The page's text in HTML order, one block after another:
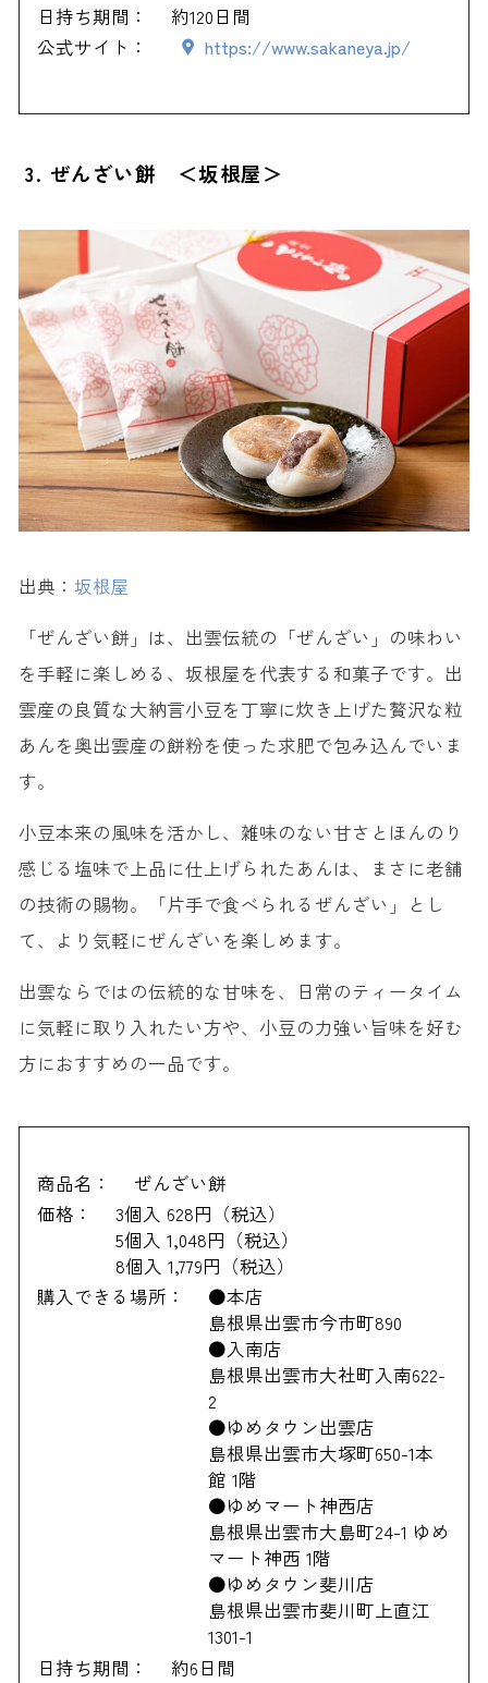
日持ち期間：
約120日間
公式サイト：
https://www.sakaneya.jp/
3. ぜんざい餅 ＜坂根屋＞
出典： 坂根屋
「ぜんざい餅」は、出雲伝統の「ぜんざい」の味わい
を手軽に楽しめる、坂根屋を代表する和菓子です。出
雲産の良質な大納言小豆を丁寧に炊き上げた贅沢な粒
あんを奥出雲産の餅粉を使った求肥で包み込んでいま
す。
小豆本来の風味を活かし、雑味のない甘さとほんのり
感じる塩味で上品に仕上げられたあんは、まさに老舗
の技術の賜物。「片手で食べられるぜんざい」とし
て、より気軽にぜんざいを楽しめます。
出雲ならではの伝統的な甘味を、日常のティータイム
に気軽に取り入れたい方や、小豆の力強い旨味を好む
方におすすめの一品です。
商品名：
ぜんざい餅
価格：
3個入 628円（税込）
5個入 1,048円（税込）
8個入 1,779円（税込）
購入できる場所：
●本店
島根県出雲市今市町890
●入南店
島根県出雲市大社町入南622-
2
●ゆめタウン出雲店
島根県出雲市大塚町650-1本
館 1階
●ゆめマート神西店
島根県出雲市大島町24-1 ゆめ
マート神西 1階
●ゆめタウン斐川店
島根県出雲市斐川町上直江
1301-1
日持ち期間：
約6日間